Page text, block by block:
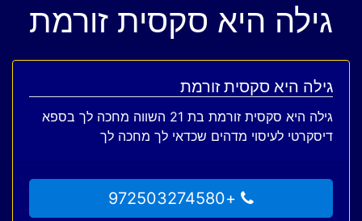
גילה היא סקסית זורמת
גילה היא סקסית זורמת
גילה היא סקסית זורמת בת 21 השווה מחכה לך בספא
דיסקרטי לעיסוי מדהים שכדאי לך מחכה לך
+972503274580